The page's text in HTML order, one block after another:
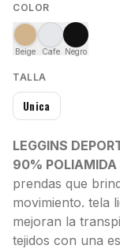
COLOR
Beige Cafe Negro
TALLA
Unica
LEGGINS
90%
prendas que
movimiento. tela
mejoran la
tejidos con una